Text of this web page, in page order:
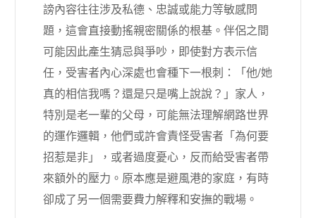
謗內容往往涉及私德、忠誠或能力等敏感問
題，這會直接動搖親密關係的根基。伴侶之間
可能因此產生猜忌與爭吵，即使對方表示信
任，受害者內心深處也會種下一根刺：「他/她
真的相信我嗎？還是只是嘴上說說？」家人，
特別是老一輩的父母，可能無法理解網路世界
的運作邏輯，他們或許會責怪受害者「為何要
招惹是非」，或者過度憂心，反而給受害者帶
來額外的壓力。原本應是避風港的家庭，有時
卻成了另一個需要費力解釋和安撫的戰場。